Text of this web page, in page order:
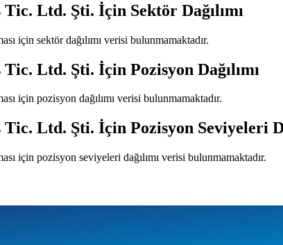
Tic. Ltd. Şti. İçin Sektör Dağılımı
için sektör dağılımı verisi bulunmamaktadır.
Tic. Ltd. Şti. İçin Pozisyon Dağılımı
için pozisyon dağılımı verisi bulunmamaktadır.
Tic. Ltd. Şti. İçin Pozisyon Seviyeleri
için pozisyon seviyeleri dağılımı verisi bulunmamaktadır.